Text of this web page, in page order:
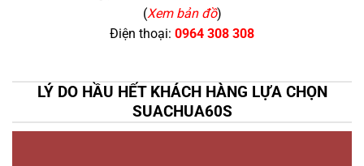
(Xem bản đồ)
Điện thoại: 0964 308 308
LÝ DO HẦU HẾT KHÁCH HÀNG LỰA CHỌN
SUACHUA60S